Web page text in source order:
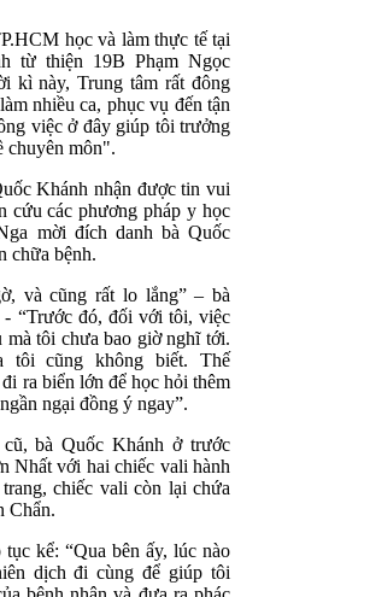
học và làm thực tế tại
từ thiện 19B Phạm Ngọc
kì này, Trung tâm rất đông
nhiều ca, phục vụ đến tận
việc ở đây giúp tôi trưởng
chuyên môn".
Khánh nhận được tin vui
cứu các phương pháp y học
mời đích danh bà Quốc
chữa bệnh.
và cũng rất lo lắng” – bà
- “Trước đó, đối với tôi, việc
mà tôi chưa bao giờ nghĩ tới.
tôi cũng không biết. Thế
ra biển lớn để học hỏi thêm
ngại đồng ý ngay”.
bà Quốc Khánh ở trước
Nhất với hai chiếc vali hành
chiếc vali còn lại chứa
Chẩn.
kể: “Qua bên ấy, lúc nào
dịch đi cùng để giúp tôi